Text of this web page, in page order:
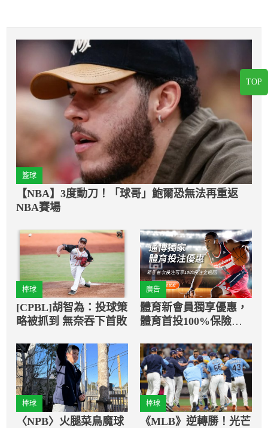
籃球
【NBA】3度動刀！「球哥」鮑爾恐無法再重返
NBA賽場
棒球
[CPBL]胡智為：投球策
略被抓到 無奈吞下首敗
廣告
體育新會員獨享優惠，
體育首投100%保險返
棒球
〈NPB〉火腿菜鳥魔球
棒球
《MLB》逆轉勝！光芒
TOP